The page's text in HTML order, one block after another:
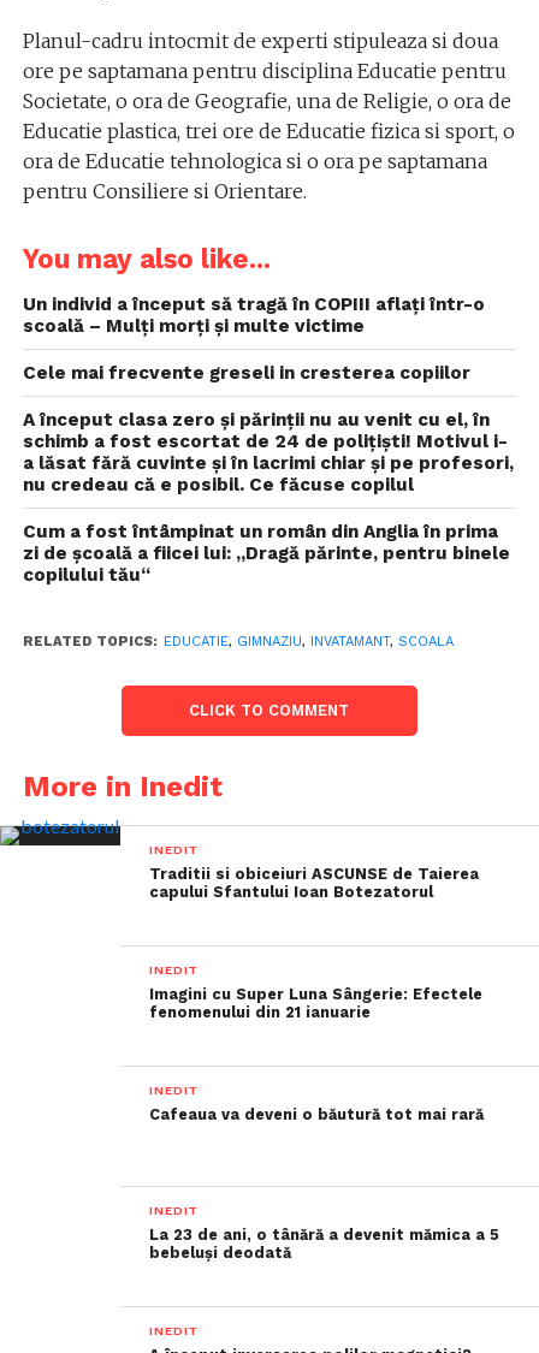
Planul-cadru intocmit de experti stipuleaza si doua
ore pe saptamana pentru disciplina Educatie pentru
Societate, o ora de Geografie, una de Religie, o ora de
Educatie plastica, trei ore de Educatie fizica si sport, o
ora de Educatie tehnologica si o ora pe saptamana
pentru Consiliere si Orientare.
You may also like...
Un individ a început să tragă în COPIII aflați într-o
scoală – Mulți morți și multe victime
Cele mai frecvente greseli in cresterea copiilor
A început clasa zero și părinții nu au venit cu el, în
schimb a fost escortat de 24 de polițiști! Motivul i-
a lăsat fără cuvinte și în lacrimi chiar și pe profesori,
nu credeau că e posibil. Ce făcuse copilul
Cum a fost întâmpinat un român din Anglia în prima
zi de şcoală a fiicei lui: „Dragă părinte, pentru binele
copilului tău“
RELATED TOPICS: EDUCATIE, GIMNAZIU, INVATAMANT, SCOALA
CLICK TO COMMENT
More in Inedit
INEDIT
Traditii si obiceiuri ASCUNSE de Taierea
capului Sfantului Ioan Botezatorul
INEDIT
Imagini cu Super Luna Sângerie: Efectele
fenomenului din 21 ianuarie
INEDIT
Cafeaua va deveni o băutură tot mai rară
INEDIT
La 23 de ani, o tânără a devenit mămica a 5
bebeluși deodată
INEDIT